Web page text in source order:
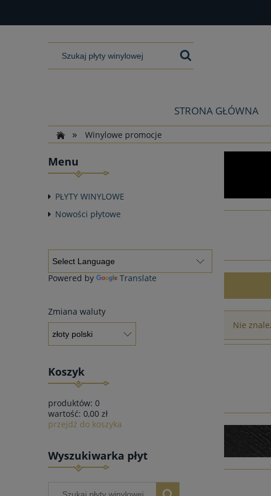
STRONA GŁÓWNA
»
Winylowe promocje
Menu
PŁYTY WINYLOWE
Nowości płytowe
Powered by Translate
Zmiana waluty
Koszyk
produktów: 0
wartość: 0,00 zł
przejdź do koszyka
Wyszukiwarka płyt
Nie